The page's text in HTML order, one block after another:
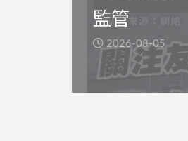
監管
2026-08-05